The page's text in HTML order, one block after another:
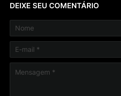
DEIXE SEU COMENTÁRIO